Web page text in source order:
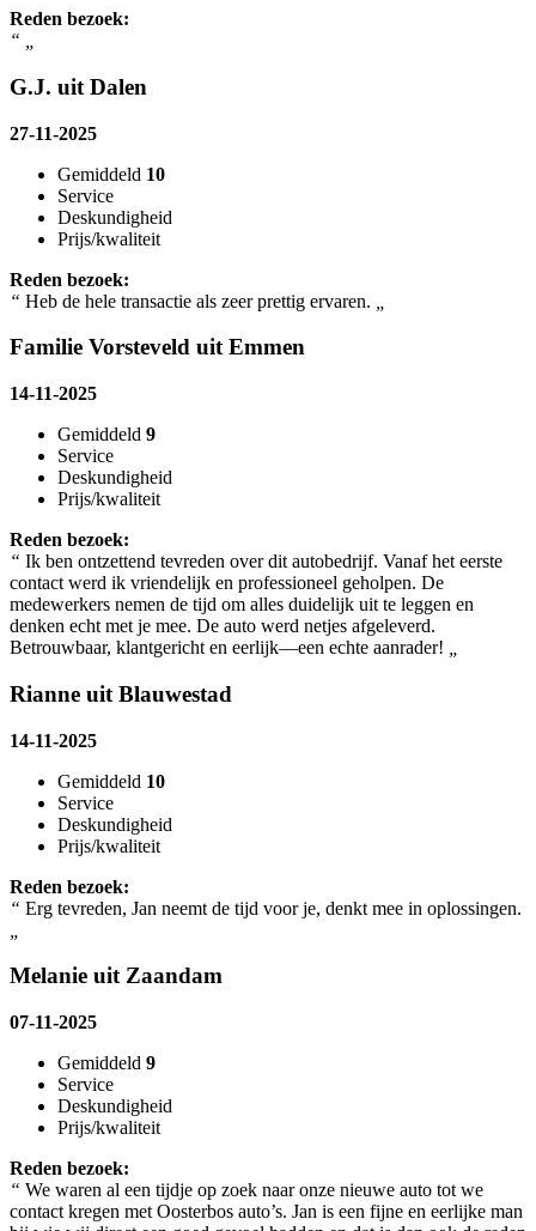
Reden bezoek:
“
G.J. uit Dalen
27-11-2025
Gemiddeld 10
Service
Deskundigheid
Prijs/kwaliteit
Reden bezoek:
“ Heb de hele transactie als zeer prettig ervaren.
Familie Vorsteveld uit Emmen
14-11-2025
Gemiddeld 9
Service
Deskundigheid
Prijs/kwaliteit
Reden bezoek:
“ Ik ben ontzettend tevreden over dit autobedrijf. Vanaf het eerste
contact werd ik vriendelijk en professioneel geholpen. De
medewerkers nemen de tijd om alles duidelijk uit te leggen en
denken echt met je mee. De auto werd netjes afgeleverd.
Betrouwbaar, klantgericht en eerlijk—een echte aanrader!
Rianne uit Blauwestad
14-11-2025
Gemiddeld 10
Service
Deskundigheid
Prijs/kwaliteit
Reden bezoek:
“ Erg tevreden, Jan neemt de tijd voor je, denkt mee in oplossingen.
Melanie uit Zaandam
07-11-2025
Gemiddeld 9
Service
Deskundigheid
Prijs/kwaliteit
Reden bezoek:
“ We waren al een tijdje op zoek naar onze nieuwe auto tot we
contact kregen met Oosterbos auto’s. Jan is een fijne en eerlijke man